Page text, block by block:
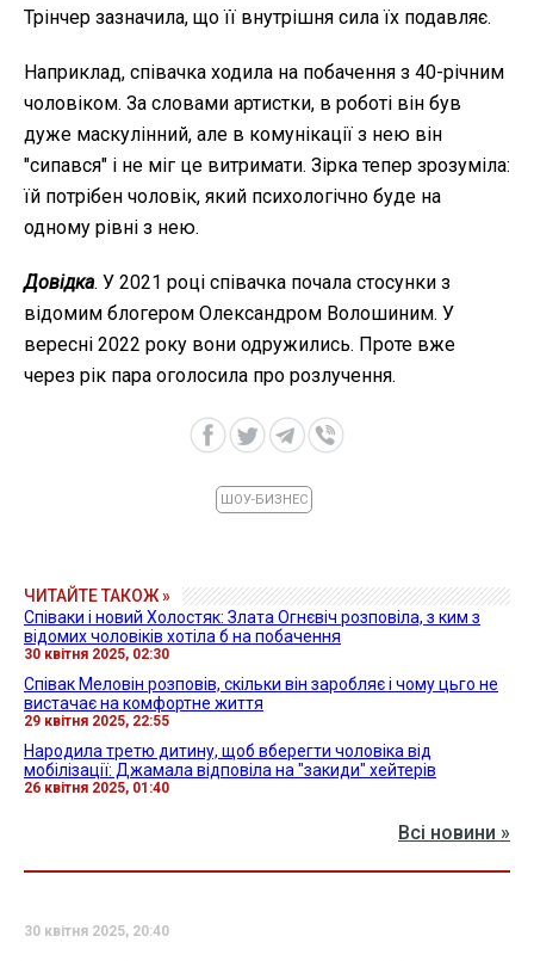
Трінчер зазначила, що її внутрішня сила їх подавляє.
Наприклад, співачка ходила на побачення з 40-річним
чоловіком. За словами артистки, в роботі він був
дуже маскулінний, але в комунікації з нею він
"сипався" і не міг це витримати. Зірка тепер зрозуміла:
їй потрібен чоловік, який психологічно буде на
одному рівні з нею.
Довідка. У 2021 році співачка почала стосунки з
відомим блогером Олександром Волошиним. У
вересні 2022 року вони одружились. Проте вже
через рік пара оголосила про розлучення.
ШОУ-БИЗНЕС
ЧИТАЙТЕ ТАКОЖ »
Співаки і новий Холостяк: Злата Огнєвіч розповіла, з ким з
відомих чоловіків хотіла б на побачення
30 квітня 2025, 02:30
Співак Меловін розповів, скільки він заробляє і чому цьго не
вистачає на комфортне життя
29 квітня 2025, 22:55
Народила третю дитину, щоб вберегти чоловіка від
мобілізації: Джамала відповіла на "закиди" хейтерів
26 квітня 2025, 01:40
Всі новини »
30 квітня 2025, 20:40